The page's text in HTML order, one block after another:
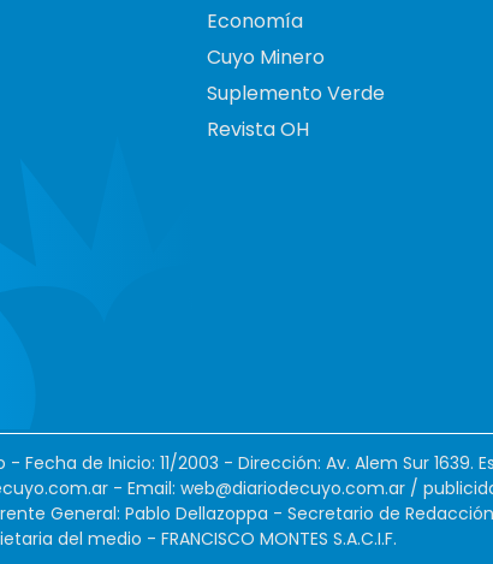
Economía
Cuyo Minero
Suplemento Verde
Revista OH
- Fecha de Inicio: 11/2003 - Dirección: Av. Alem Sur
- Email: web@diariodecuyo.com.ar /
General: Pablo Dellazoppa - Secretario de
del medio - FRANCISCO MONTES S.A.C.I.F.